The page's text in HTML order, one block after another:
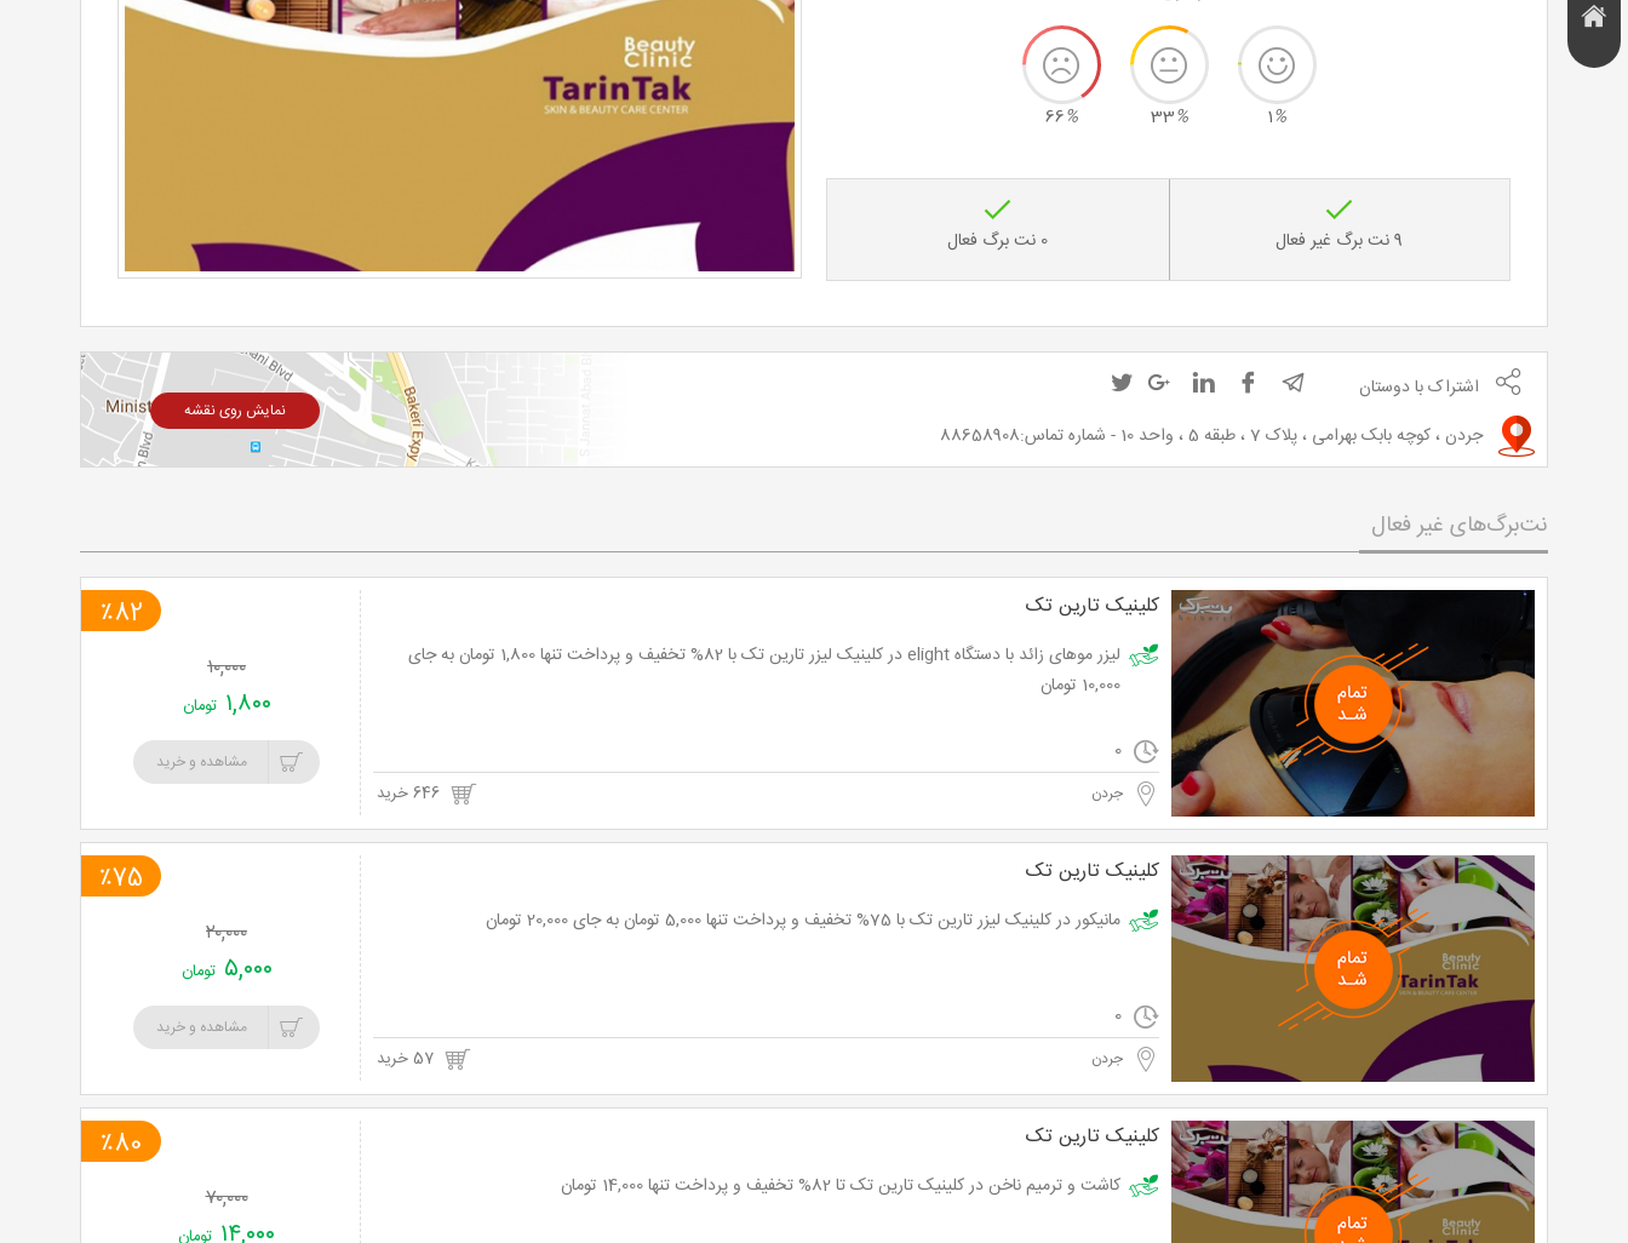
تخفیف
هتل و
اقامتگاه
1%
33%
66%
9 نت برگ غیر فعال 0 نت برگ فعال
اشتراک با دوستان
جردن ، کوچه بابک بهرامی ، پلاک 7 ، طبقه 5 ، واحد 10 - شماره تماس:88658908
نمایش روی نقشه
نت‌برگ‌های غیر فعال
کلینیک تارین تک
لیزر موهای زائد با دستگاه elight در کلینیک لیزر تارین تک با 82% تخفیف و پرداخت تنها 1,800 تومان به جای
10,000 تومان
0
جردن 646 خرید
٪82
۱۰,۰۰۰
۱,۸۰۰ تومان
مشاهده و خرید
کلینیک تارین تک
مانیکور در کلینیک لیزر تارین تک با 75% تخفیف و پرداخت تنها 5,000 تومان به جای 20,000 تومان
0
جردن 57 خرید
٪75
۲۰,۰۰۰
۵,۰۰۰ تومان
مشاهده و خرید
کلینیک تارین تک
کاشت و ترمیم ناخن در کلینیک تارین تک تا 82% تخفیف و پرداخت تنها 14,000 تومان
٪80
۷۰,۰۰۰
تومان